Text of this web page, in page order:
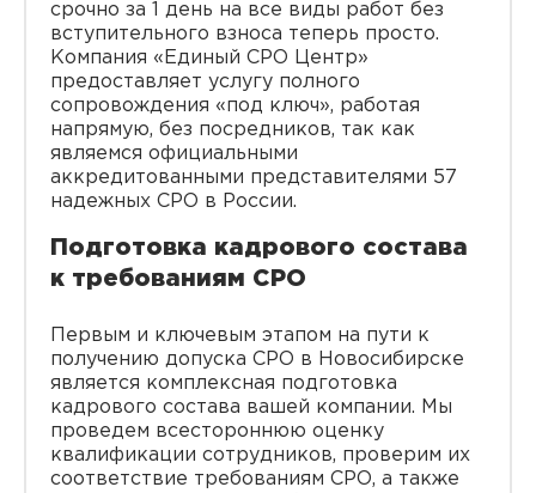
срочно за 1 день на все виды работ без
вступительного взноса теперь просто.
Компания «Единый СРО Центр»
предоставляет услугу полного
сопровождения «под ключ», работая
напрямую, без посредников, так как
являемся официальными
аккредитованными представителями 57
надежных СРО в России.
Подготовка кадрового состава
к требованиям СРО
Первым и ключевым этапом на пути к
получению допуска СРО в Новосибирске
является комплексная подготовка
кадрового состава вашей компании. Мы
проведем всестороннюю оценку
квалификации сотрудников, проверим их
соответствие требованиям СРО, а также